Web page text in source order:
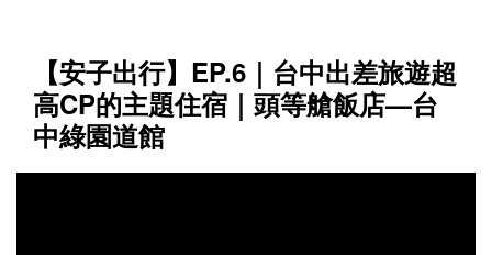
【安子出行】EP.6｜台中出差旅遊超
高CP的主題住宿｜頭等艙飯店—台
中綠園道館